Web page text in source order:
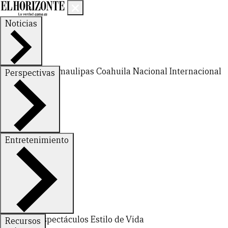
Noticias
Nuevo LeónTamaulipas Coahuila NacionalInternacional
Perspectivas
FinanzasOpinión
Entretenimiento
DeportesEspectáculos Estilo de Vida
Recursos